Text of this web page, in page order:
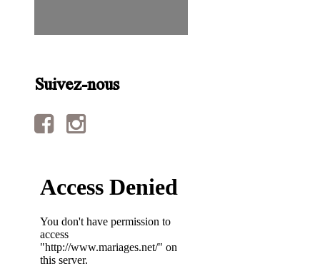
Suivez-nous